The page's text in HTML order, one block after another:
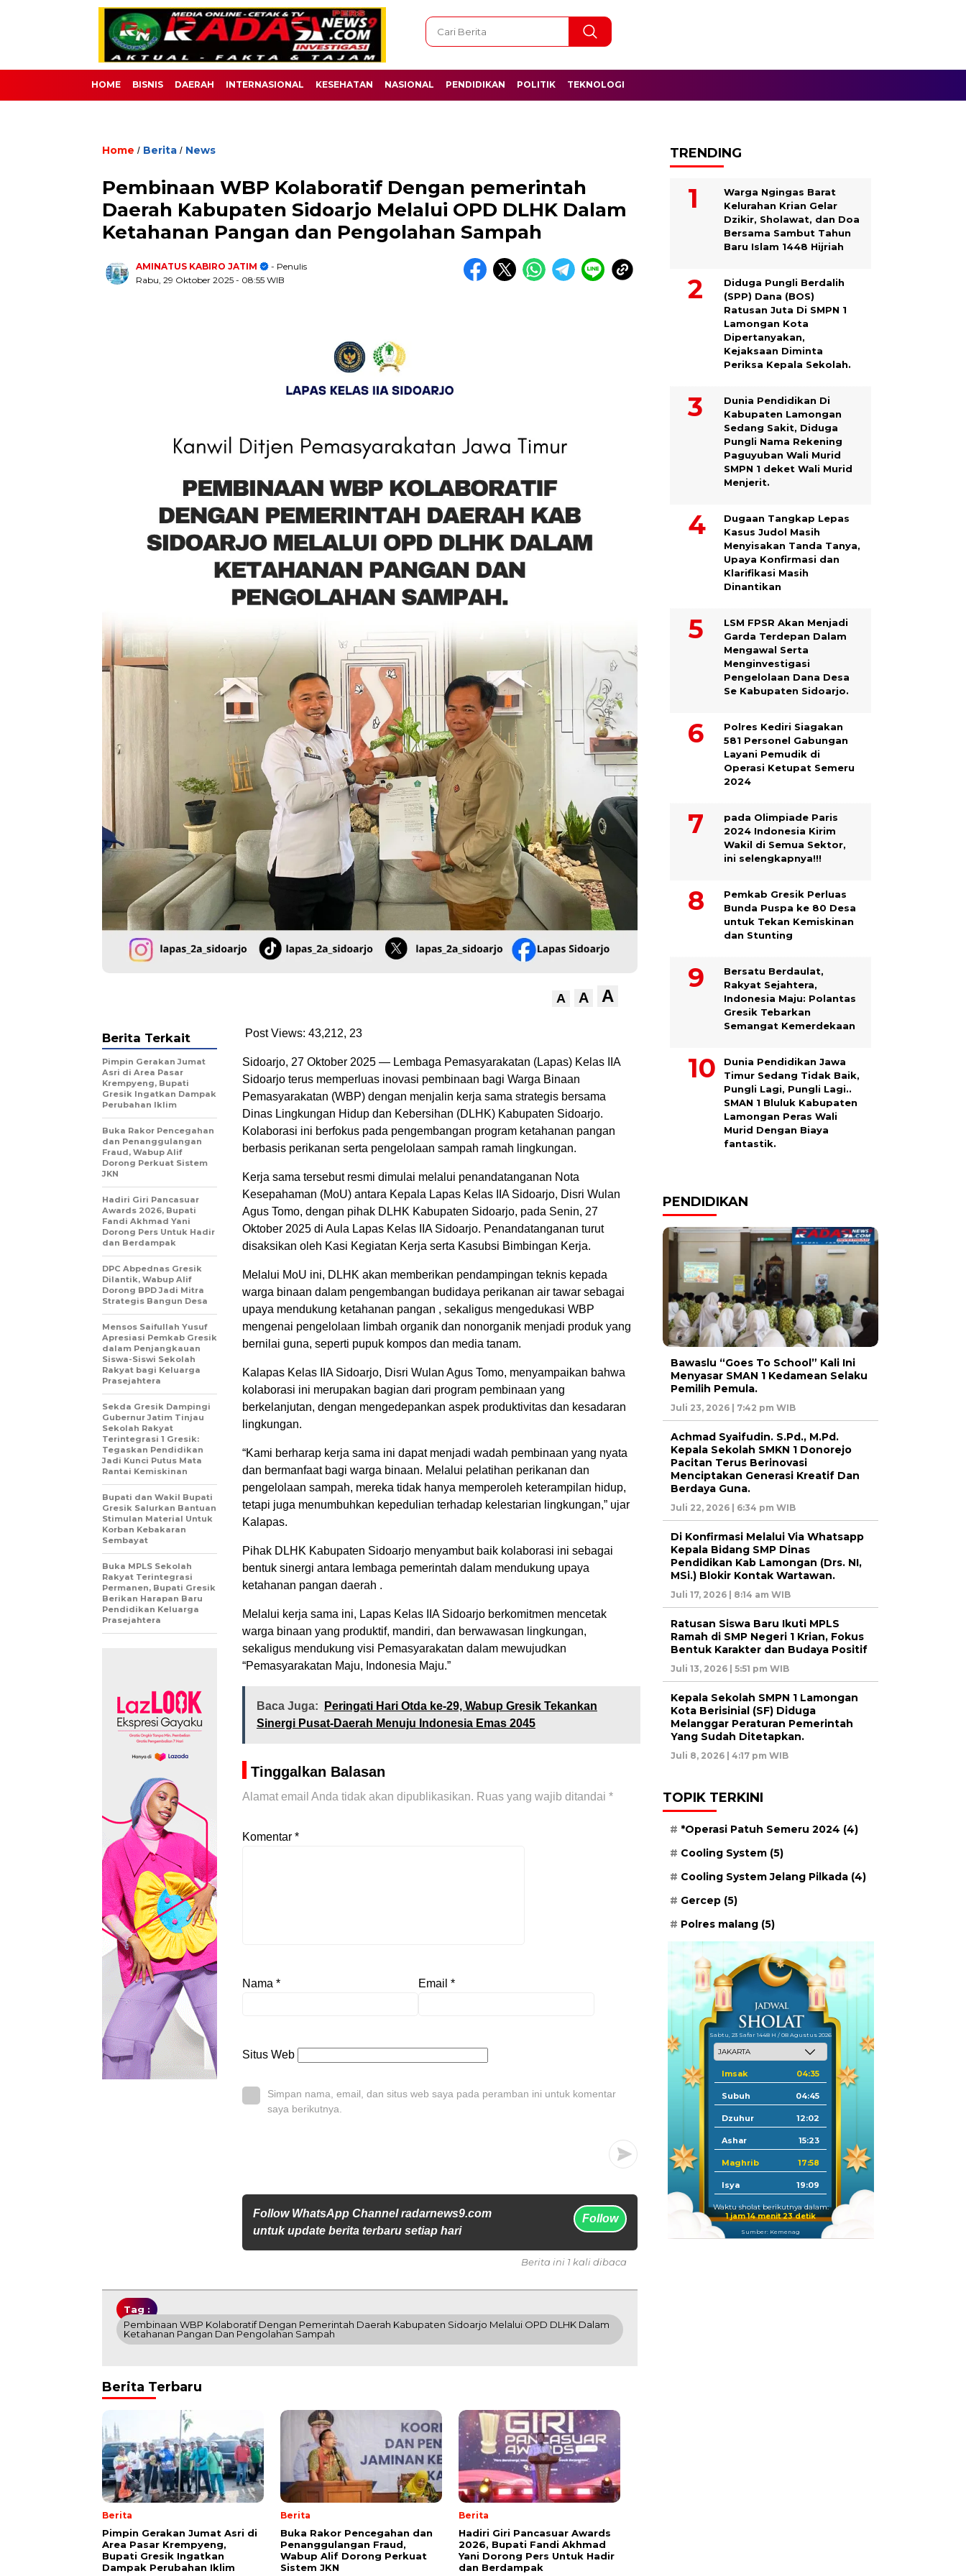
HOME BISNIS DAERAH INTERNASIONAL KESEHATAN NASIONAL PENDIDIKAN POLITIK TEKNOLOGI
Home / Berita / News
Pembinaan WBP Kolaboratif Dengan pemerintah
Daerah Kabupaten Sidoarjo Melalui OPD DLHK Dalam
Ketahanan Pangan dan Pengolahan Sampah
AMINATUS KABIRO JATIM
- Penulis
Rabu, 29 Oktober 2025 - 08:55 WIB
A A A
Post Views: 43,212, 23
Sidoarjo, 27 Oktober 2025 — Lembaga Pemasyarakatan (Lapas) Kelas IIA
Sidoarjo terus memperluas inovasi pembinaan bagi Warga Binaan
Pemasyarakatan (WBP) dengan menjalin kerja sama strategis bersama
Dinas Lingkungan Hidup dan Kebersihan (DLHK) Kabupaten Sidoarjo.
Kolaborasi ini berfokus pada pengembangan program ketahanan pangan
berbasis perikanan serta pengelolaan sampah ramah lingkungan.
Kerja sama tersebut resmi dimulai melalui penandatanganan Nota
Kesepahaman (MoU) antara Kepala Lapas Kelas IIA Sidoarjo, Disri Wulan
Agus Tomo, dengan pihak DLHK Kabupaten Sidoarjo, pada Senin, 27
Oktober 2025 di Aula Lapas Kelas IIA Sidoarjo. Penandatanganan turut
disaksikan oleh Kasi Kegiatan Kerja serta Kasubsi Bimbingan Kerja.
Melalui MoU ini, DLHK akan memberikan pendampingan teknis kepada
warga binaan dalam pengembangan budidaya perikanan air tawar sebagai
upaya mendukung ketahanan pangan , sekaligus mengedukasi WBP
mengenai pengelolaan limbah organik dan nonorganik menjadi produk yang
bernilai guna, seperti pupuk kompos dan media tanam.
Kalapas Kelas IIA Sidoarjo, Disri Wulan Agus Tomo, menyampaikan bahwa
kolaborasi ini merupakan bagian dari program pembinaan yang
berkelanjutan, dengan mengedepankan aspek produktivitas dan kesadaran
lingkungan.
“Kami berharap kerja sama ini dapat menjadi wadah pembinaan yang nyata
dan bermanfaat bagi warga binaan. Melalui pelatihan perikanan dan
pengelolaan sampah, mereka tidak hanya memperoleh keterampilan hidup,
tetapi juga menumbuhkan kepedulian terhadap kelestarian lingkungan,” ujar
Kalapas.
Pihak DLHK Kabupaten Sidoarjo menyambut baik kolaborasi ini sebagai
bentuk sinergi antara lembaga pemerintah dalam mendukung upaya
ketahanan pangan daerah .
Melalui kerja sama ini, Lapas Kelas IIA Sidoarjo berkomitmen mencetak
warga binaan yang produktif, mandiri, dan berwawasan lingkungan,
sekaligus mendukung visi Pemasyarakatan dalam mewujudkan
“Pemasyarakatan Maju, Indonesia Maju.”
Baca Juga:
Peringati Hari Otda ke-29, Wabup Gresik Tekankan
Sinergi Pusat-Daerah Menuju Indonesia Emas 2045
Tinggalkan Balasan
Alamat email Anda tidak akan dipublikasikan. Ruas yang wajib ditandai *
Komentar *
Nama * Email *
Situs Web
Simpan nama, email, dan situs web saya pada peramban ini untuk komentar
saya berikutnya.
Follow WhatsApp Channel radarnews9.com
untuk update berita terbaru setiap hari
Follow
Berita Terkait
Pimpin Gerakan Jumat
Asri di Area Pasar
Krempyeng, Bupati
Gresik Ingatkan Dampak
Perubahan Iklim
Buka Rakor Pencegahan
dan Penanggulangan
Fraud, Wabup Alif
Dorong Perkuat Sistem
JKN
Hadiri Giri Pancasuar
Awards 2026, Bupati
Fandi Akhmad Yani
Dorong Pers Untuk Hadir
dan Berdampak
DPC Abpednas Gresik
Dilantik, Wabup Alif
Dorong BPD Jadi Mitra
Strategis Bangun Desa
Mensos Saifullah Yusuf
Apresiasi Pemkab Gresik
dalam Penjangkauan
Siswa-Siswi Sekolah
Rakyat bagi Keluarga
Prasejahtera
Sekda Gresik Dampingi
Gubernur Jatim Tinjau
Sekolah Rakyat
Terintegrasi 1 Gresik:
Tegaskan Pendidikan
Jadi Kunci Putus Mata
Rantai Kemiskinan
Bupati dan Wakil Bupati
Gresik Salurkan Bantuan
Stimulan Material Untuk
Korban Kebakaran
Sembayat
Buka MPLS Sekolah
Rakyat Terintegrasi
Permanen, Bupati Gresik
Berikan Harapan Baru
Pendidikan Keluarga
Prasejahtera
Berita ini 1 kali dibaca
Tag :
Pembinaan WBP Kolaboratif Dengan Pemerintah Daerah Kabupaten Sidoarjo Melalui OPD DLHK Dalam
Ketahanan Pangan Dan Pengolahan Sampah
Berita Terbaru
Berita
Pimpin Gerakan Jumat Asri di
Area Pasar Krempyeng,
Bupati Gresik Ingatkan
Dampak Perubahan Iklim
Berita
Buka Rakor Pencegahan dan
Penanggulangan Fraud,
Wabup Alif Dorong Perkuat
Sistem JKN
Berita
Hadiri Giri Pancasuar Awards
2026, Bupati Fandi Akhmad
Yani Dorong Pers Untuk Hadir
dan Berdampak
TRENDING
Warga Ngingas Barat
Kelurahan Krian Gelar
Dzikir, Sholawat, dan Doa
Bersama Sambut Tahun
Baru Islam 1448 Hijriah
Diduga Pungli Berdalih
(SPP) Dana (BOS)
Ratusan Juta Di SMPN 1
Lamongan Kota
Dipertanyakan,
Kejaksaan Diminta
Periksa Kepala Sekolah.
Dunia Pendidikan Di
Kabupaten Lamongan
Sedang Sakit, Diduga
Pungli Nama Rekening
Paguyuban Wali Murid
SMPN 1 deket Wali Murid
Menjerit.
Dugaan Tangkap Lepas
Kasus Judol Masih
Menyisakan Tanda Tanya,
Upaya Konfirmasi dan
Klarifikasi Masih
Dinantikan
LSM FPSR Akan Menjadi
Garda Terdepan Dalam
Mengawal Serta
Menginvestigasi
Pengelolaan Dana Desa
Se Kabupaten Sidoarjo.
Polres Kediri Siagakan
581 Personel Gabungan
Layani Pemudik di
Operasi Ketupat Semeru
2024
pada Olimpiade Paris
2024 Indonesia Kirim
Wakil di Semua Sektor,
ini selengkapnya!!!
Pemkab Gresik Perluas
Bunda Puspa ke 80 Desa
untuk Tekan Kemiskinan
dan Stunting
Bersatu Berdaulat,
Rakyat Sejahtera,
Indonesia Maju: Polantas
Gresik Tebarkan
Semangat Kemerdekaan
Dunia Pendidikan Jawa
Timur Sedang Tidak Baik,
Pungli Lagi, Pungli Lagi..
SMAN 1 Bluluk Kabupaten
Lamongan Peras Wali
Murid Dengan Biaya
fantastik.
PENDIDIKAN
Bawaslu “Goes To School” Kali Ini
Menyasar SMAN 1 Kedamean Selaku
Pemilih Pemula.
Juli 23, 2026 | 7:42 pm WIB
Achmad Syaifudin. S.Pd., M.Pd.
Kepala Sekolah SMKN 1 Donorejo
Pacitan Terus Berinovasi
Menciptakan Generasi Kreatif Dan
Berdaya Guna.
Juli 22, 2026 | 6:34 pm WIB
Di Konfirmasi Melalui Via Whatsapp
Kepala Bidang SMP Dinas
Pendidikan Kab Lamongan (Drs. NI,
MSi.) Blokir Kontak Wartawan.
Juli 17, 2026 | 8:14 am WIB
Ratusan Siswa Baru Ikuti MPLS
Ramah di SMP Negeri 1 Krian, Fokus
Bentuk Karakter dan Budaya Positif
Juli 13, 2026 | 5:51 pm WIB
Kepala Sekolah SMPN 1 Lamongan
Kota Berisinial (SF) Diduga
Melanggar Peraturan Pemerintah
Yang Sudah Ditetapkan.
Juli 8, 2026 | 4:17 pm WIB
TOPIK TERKINI
*Operasi Patuh Semeru 2024 (4)
Cooling System (5)
Cooling System Jelang Pilkada (4)
Gercep (5)
Polres malang (5)
Sabtu, 23 Safar 1448 H / 08 Agustus 2026
Imsak 04:35
Subuh 04:45
Dzuhur 12:02
Ashar 15:23
Maghrib 17:58
Isya 19:09
Waktu sholat berikutnya dalam:
1 jam 14 menit 22 detik
Sumber: Kemenag